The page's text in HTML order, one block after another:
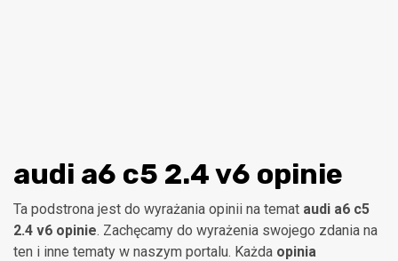
audi a6 c5 2.4 v6 opinie
Ta podstrona jest do wyrażania opinii na temat audi a6 c5
2.4 v6 opinie. Zachęcamy do wyrażenia swojego zdania na
ten i inne tematy w naszym portalu. Każda opinia